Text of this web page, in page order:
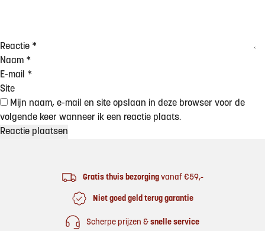
Reactie *
Naam *
E-mail *
Site
Mijn naam, e-mail en site opslaan in deze browser voor de
volgende keer wanneer ik een reactie plaats.
Gratis thuis bezorgingvanaf €59,-
Niet goed geld terug garantie
Scherpe prijzen & snelle service